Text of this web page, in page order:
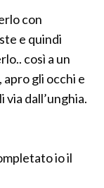
con
e quindi
così a un
gli occhi e
dall’unghia.
io il